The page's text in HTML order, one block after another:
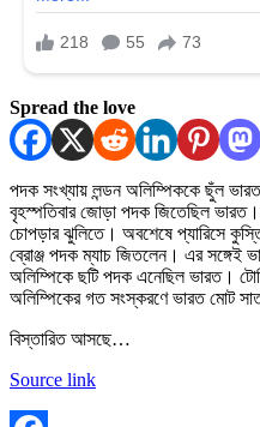
Spread the love
পদক সংখ্যায় লন্ডন অলিম্পিককে ছুঁল
বৃহস্পতিবার জোড়া পদক জিতেছিল
চোপড়ার ঝুলিতে। অবশেষে প্যারিসে
ব্রোঞ্জ পদক ম্যাচ জিতলেন। এর সঙ্গেই
অলিম্পিকে ছটি পদক এনেছিল ভারত।
অলিম্পিকের গত সংস্করণে ভারত মোট
বিস্তারিত আসছে…
Source link